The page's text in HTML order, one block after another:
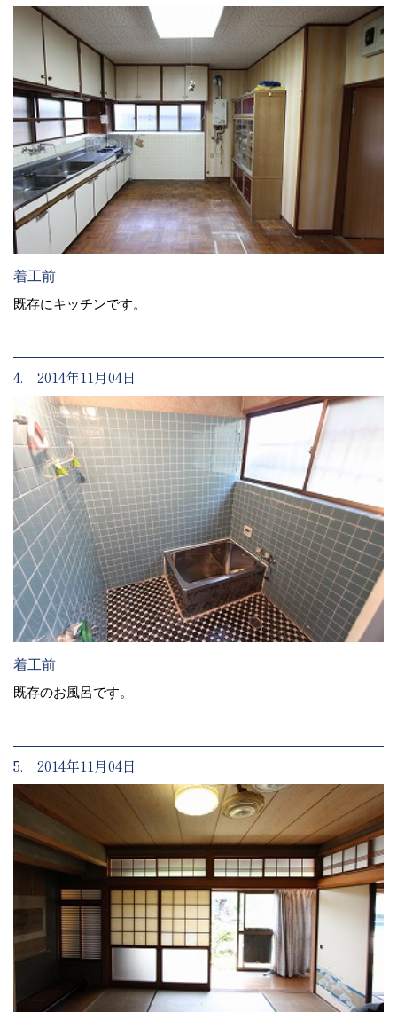
着工前
既存にキッチンです。
4. 2014年11月04日
着工前
既存のお風呂です。
5. 2014年11月04日